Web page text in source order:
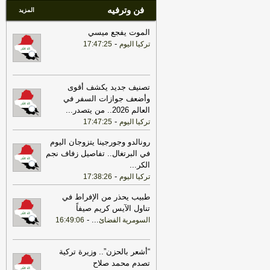
الأمني في جميع القواعد والمعسكرات-هذا
اليوم
فن وترفيه المزيد
الموت يفجع ميسي
تركيا اليوم -
17:47:25
تصنيف جديد يكشف أقوى
وأضعف جوازات السفر في
العالم 2026.. من يتصدر
...
تركيا اليوم -
17:47:25
رونالدو وجورجينا يتزوجان اليوم
في البرتغال.. تفاصيل زفاف نجم
الكر ...
تركيا اليوم -
17:38:26
طبيب يحذر من الإفراط في
تناول الآيس كريم صيفاً
السومرية الفضائ...
-
16:49:06
“أشعر بالحزن”.. وزيرة تركية
تصدم محمد صلاح